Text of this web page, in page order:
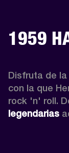
1959
Disfruta de la
con la que
legendarias